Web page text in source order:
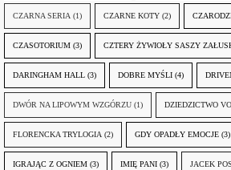
CZARNA SERIA (1) CZARNE KOTY (2)
CZASOTORIUM (3) CZTERY ŻYWIOŁY SASZY
DARINGHAM HALL (3) DOBRE MYŚLI (4)
DWÓR NA LIPOWYM WZGÓRZU (1) DZIEDZICTWO
FLORENCKA TRYLOGIA (2) GDY OPADŁY EMOCJE (3)
IGRAJĄC Z OGNIEM (3) IMIĘ PANI (3) JACEK